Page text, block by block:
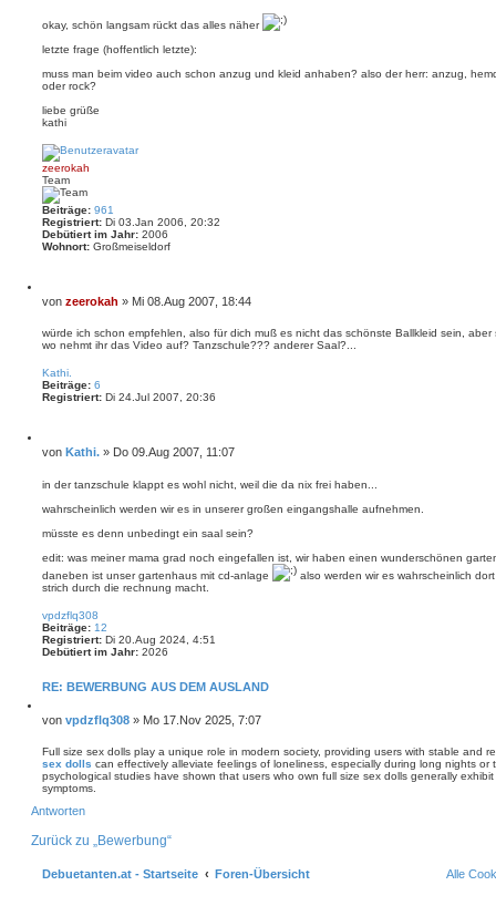
r
e
n
t
r
g
okay, schön langsam rückt das alles näher
letzte frage (hoffentlich letzte):
muss man beim video auch schon anzug und kleid anhaben? also der herr: anzug,
oder rock?
liebe grüße
kathi
a
c
h
o
b
e
n
zeerokah
Team
Beiträge: 961
Registriert: Di 03.Jan 2006, 20:32
Debütiert im Jahr: 2006
Wohnort: Großmeiseldorf
i
e
r
n
B
i
t
a
g
von zeerokah » Mi 08.Aug 2007, 18:44
würde ich schon empfehlen, also für dich muß es nicht das schönste Ballkleid sein,
wo nehmt ihr das Video auf? Tanzschule??? anderer Saal?...
a
c
h
o
Kathi.
Beiträge: 6
Registriert: Di 24.Jul 2007, 20:36
i
e
e
B
i
r
von Kathi. » Do 09.Aug 2007, 11:07
in der tanzschule klappt es wohl nicht, weil die da nix frei haben...
wahrscheinlich werden wir es in unserer großen eingangshalle aufnehmen.
müsste es denn unbedingt ein saal sein?
edit: was meiner mama grad noch eingefallen ist, wir haben einen wunderschönen
daneben ist unser gartenhaus mit cd-anlage
also werden wir es wahrscheinlich
strich durch die rechnung macht.
c
h
o
b
n
vpdzflq308
Beiträge: 12
Registriert: Di 20.Aug 2024, 4:51
Debütiert im Jahr: 2026
RE: BEWERBUNG AUS DEM AUSLAND
i
e
r
e
n
B
i
t
r
a
g
von vpdzflq308 » Mo 17.Nov 2025, 7:07
Full size sex dolls play a unique role in modern society, providing users with stable and
sex dolls can effectively alleviate feelings of loneliness, especially during long nights or
psychological studies have shown that users who own full size sex dolls generally
symptoms.
a
h
o
e
Antworten
Zurück zu „Bewerbung“
Debuetanten.at - Startseite Foren-Übersicht Alle